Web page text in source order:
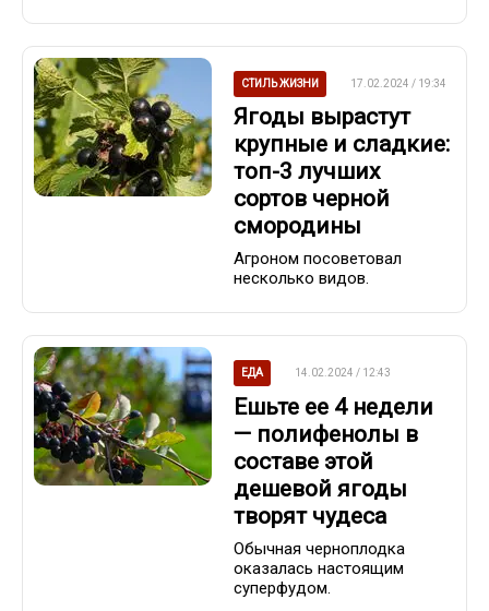
СТИЛЬ ЖИЗНИ 17.02.2024 / 19:34
Ягоды вырастут
крупные и сладкие:
топ-3 лучших
сортов черной
смородины
Агроном посоветовал
несколько видов.
ЕДА 14.02.2024 / 12:43
Ешьте ее 4 недели
— полифенолы в
составе этой
дешевой ягоды
творят чудеса
Обычная черноплодка
оказалась настоящим
суперфудом.